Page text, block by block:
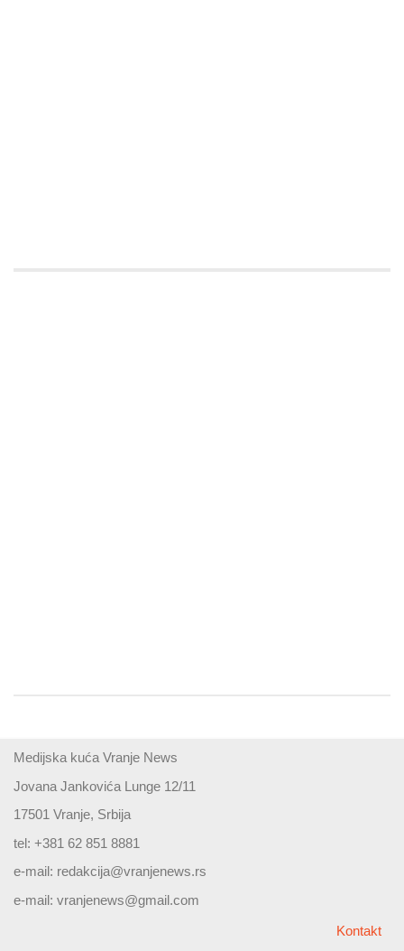
Medijska kuća Vranje News
Jovana Jankovića Lunge 12/11
17501 Vranje, Srbija
tel: +381 62 851 8881
e-mail: redakcija@vranjenews.rs
e-mail: vranjenews@gmail.com
Kontakt